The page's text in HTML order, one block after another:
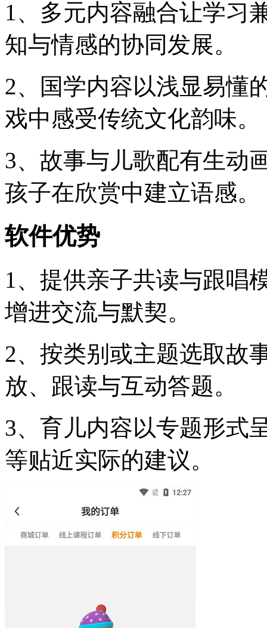
1、多元内容融合让学习
知与情感的协同发展。
2、国学内容以浅显易懂
戏中感受传统文化韵味。
3、故事与儿歌配有生动
孩子在欣赏中建立语感。
软件优势
1、提供亲子共读与跟唱
增进交流与默契。
2、按类别或主题选取故
放、跟读与互动答题。
3、育儿内容以专题形式
等贴近实际的建议。